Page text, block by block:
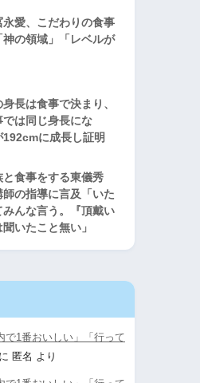
永愛、こだわりの食事
の領域」「レベルが
長は食事で決まり、
は同じ身長にな
192cmに成長し証明
と食事をする東儀秀
の指導に言及「いた
みんな言う。『頂戴い
いたこと無い」
で1番おいしい」「行って
に 匿名 より